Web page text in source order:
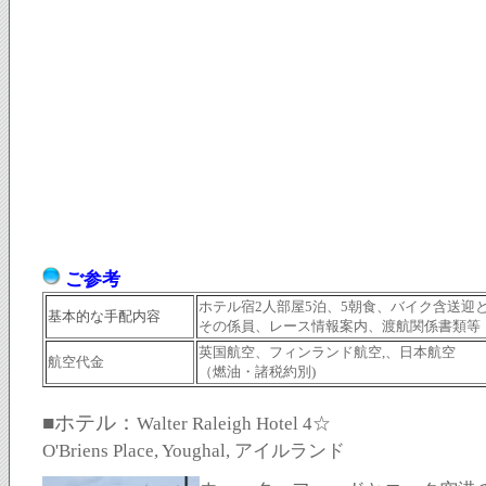
ご参考
基本的な手配内容
ホテル宿2人部屋5泊、5朝食、バイク含送迎
その係員、レース情報案内、渡航関係書類等
航空代金
英国航空、フィンランド航空,
、日本航空
（燃油・諸税約別 )
■ホテル： Walter Raleigh Hotel 4☆
O'Briens Place, Youghal, アイルランド